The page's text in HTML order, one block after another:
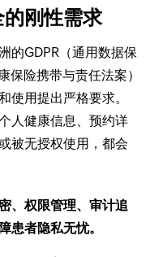
刚性需求
的GDPR（通用数据保
保险携带与责任法案）
使用提出严格要求。
人健康信息、预约详
被无授权使用，都会
、权限管理、审计追
患者隐私无忧。